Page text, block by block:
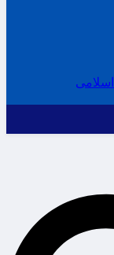
اسلامی